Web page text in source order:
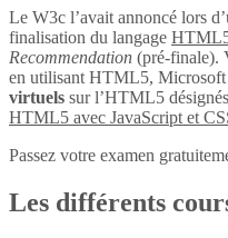
Le W3c l’avait annoncé lors
finalisation du langage
Recommendation (pré-finale).
en utilisant HTML5,
virtuels sur l’HTML5
HTML5 avec JavaScript et
Passez votre examen
Les différents